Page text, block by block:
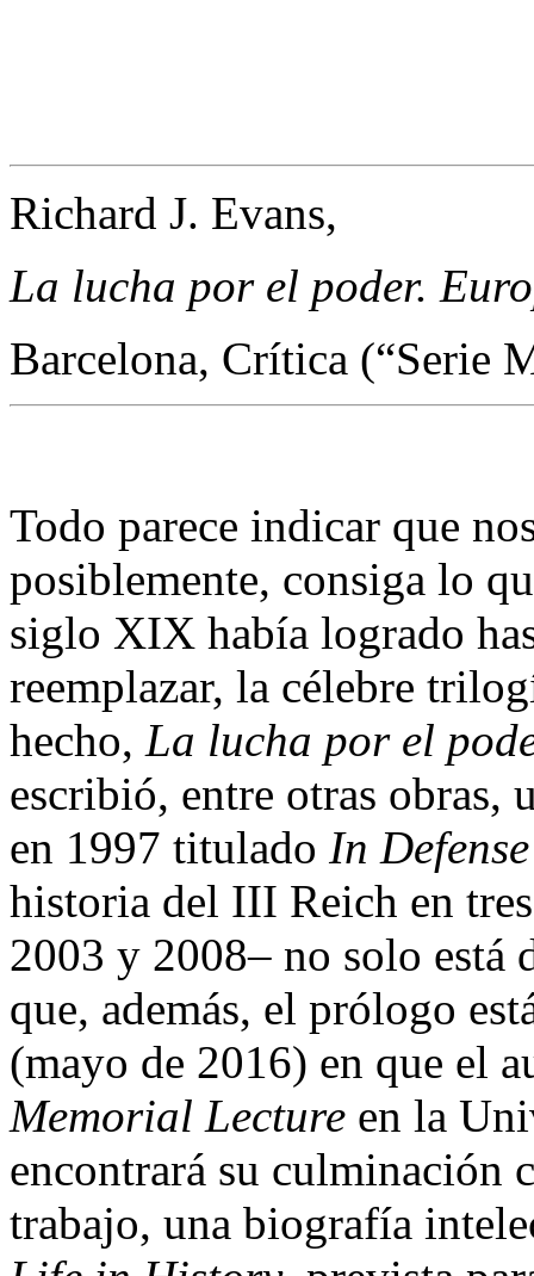
Richard J. Evans,
La lucha por el poder.
Barcelona, Crítica (“Serie
Todo parece indicar que
posiblemente, consiga lo
siglo XIX había logrado
reemplazar, la célebre
hecho, La lucha por el
escribió, entre otras obras,
en 1997 titulado In
historia del III Reich en
2003 y 2008– no solo está
que, además, el prólogo
(mayo de 2016) en que el
Memorial Lecture en la
encontrará su culminación
trabajo, una biografía